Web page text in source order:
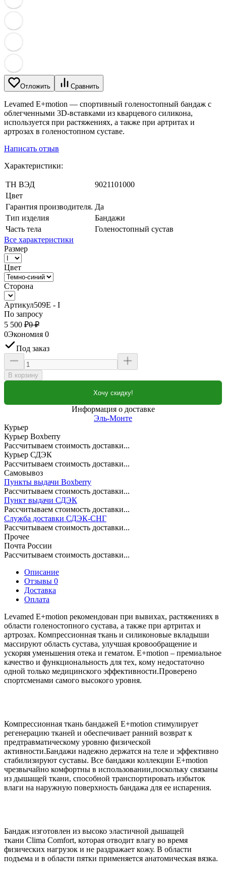
Отложить Сравнить
Levamed E+motion — спортивный голеностопный бандаж с
облегченными 3D-вставками из кварцевого силикона,
используется при растяжениях, а также при артритах и
артрозах в голеностопном суставе.
Написать отзыв
Характеристики:
ТН ВЭД
9021101000
Цвет
Гарантия производителя. Да
Тип изделия
Бандажи
Часть тела
Голеностопный сустав
Все характеристики
Размер
Цвет
Сторона
Артикул509E - I
По запросу
5 500 ₽0 ₽
0Экономия 0
Под заказ
В корзину
Хочу скидку!
Информация о доставке
Эль-Монте
Курьер
Курьер Boxberry
Рассчитываем стоимость доставки...
Курьер СДЭК
Рассчитываем стоимость доставки...
Самовывоз
Пункты выдачи Boxberry
Рассчитываем стоимость доставки...
Пункт выдачи СДЭК
Рассчитываем стоимость доставки...
Служба доставки СДЭК-СНГ
Рассчитываем стоимость доставки...
Прочее
Почта России
Рассчитываем стоимость доставки...
Описание
Отзывы 0
Доставка
Оплата
Levamed E+motion рекомендован при вывихах, растяжениях в
области голеностопного сустава, а также при артритах и
артрозах. Компрессионная ткань и силиконовые вкладыши
массируют область сустава, улучшая кровообращение и
ускоряя уменьшения отека и гематом. E+motion – премиальное
качество и функциональность для тех, кому недостаточно
одной только медицинского эффективности.Проверено
спортсменами самого высокого уровня.
Компрессионная ткань бандажей E+motion стимулирует
регенерацию тканей и обеспечивает ранний возврат к
предтравматическому уровню физической
активности.Бандажи надежно держатся на теле и эффективно
стабилизируют суставы. Все бандажи коллекции E+motion
чрезвычайно комфортны в использовании,поскольку связаны
из дышащей ткани, способной транспортировать избыток
влаги на наружную поверхность бандажа для ее испарения.
Бандаж изготовлен из высоко эластичной дышащей
ткани Clima Comfort, которая отводит влагу во время
физических нагрузок и не раздражает кожу. В области
подъема и в области пятки применяется анатомическая вязка.